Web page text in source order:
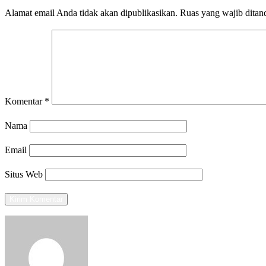
Alamat email Anda tidak akan dipublikasikan. Ruas yang wajib
Komentar *
Nama
Email
Situs Web